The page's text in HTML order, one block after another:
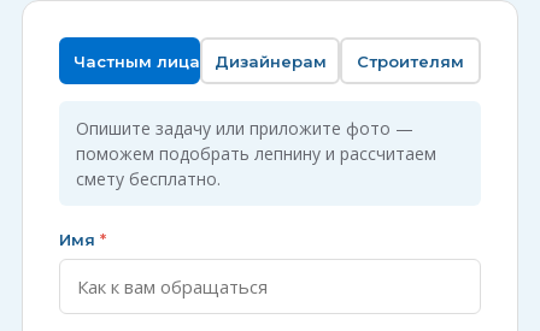
Частным лицам Дизайнерам Строителям
Опишите задачу или приложите фото —
поможем подобрать лепнину и рассчитаем
смету бесплатно.
Имя *